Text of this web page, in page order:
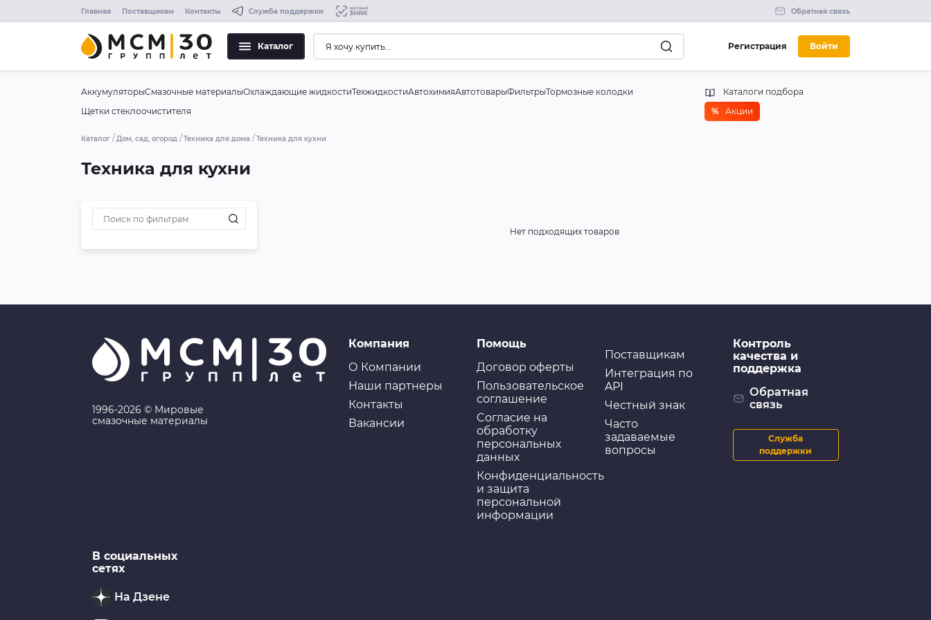
Главная Поставщикам Контакты Служба поддержки Обратная связь
Каталог Регистрация Войти
АккумуляторыСмазочные материалыОхлаждающие жидкостиТехжидкостиАвтохимияАвтотоварыФильтрыТормозные колодки
Щетки стеклоочистителя
Каталоги подбора
% Акции
Каталог Дом, сад, огород Техника для дома Техника для кухни
Техника для кухни
Нет подходящих товаров
1996-2026 © Мировые
смазочные материалы
Компания
О Компании
Наши партнеры
Контакты
Вакансии
Помощь
Договор оферты
Пользовательское
соглашение
Cогласие на
обработку
персональных
данных
Конфиденциальность
и защита
персональной
информации
Поставщикам
Интеграция по
API
Честный знак
Часто
задаваемые
вопросы
Контроль
качества и
поддержка
Обратная
связь
Служба
поддержки
В социальных
сетях
На Дзене